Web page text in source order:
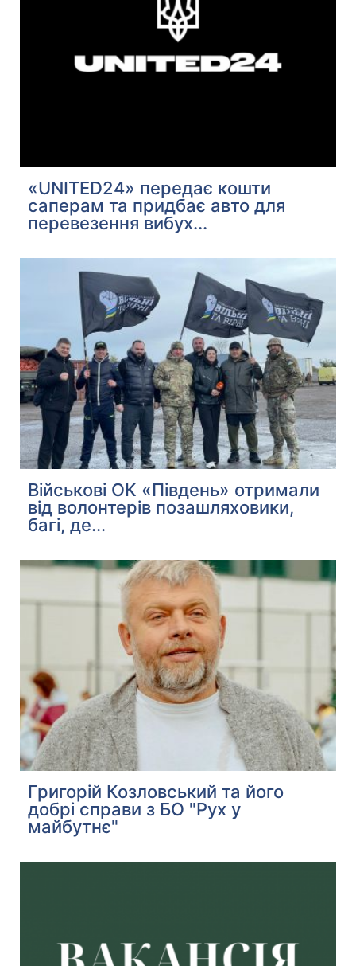
«UNITED24» передає кошти
саперам та придбає авто для
перевезення вибух...
Військові ОК «Південь» отримали
від волонтерів позашляховики,
багі, де...
Григорій Козловський та його
добрі справи з БО "Рух у
майбутнє"